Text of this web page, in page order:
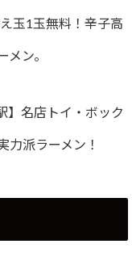
玉1玉無料！辛子高
メン。
】名店トイ・ボック
力派ラーメン！